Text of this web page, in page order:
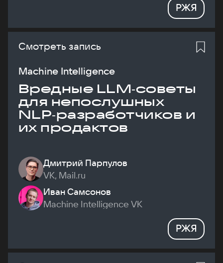
РЖЯ
Смотреть запись
Machine Intelligence
Вредные LLM‑советы
для непослушных
NLP‑разработчиков и
их продактов
Дмитрий Парпулов
VK, Mail.ru
Иван Самсонов
Machine Intelligence VK
РЖЯ